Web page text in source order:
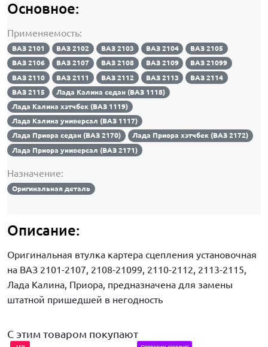
Основное:
Применяемость:
ВАЗ 2101 ВАЗ 2102 ВАЗ 2103 ВАЗ 2104
ВАЗ 2105
ВАЗ 2106
ВАЗ 2107 ВАЗ 2108 ВАЗ 2109
ВАЗ 21099
ВАЗ 2110
ВАЗ 2111 ВАЗ 2112 ВАЗ 2113
ВАЗ 2114
ВАЗ 2115
Лада Калина седан (ВАЗ 1118)
Лада Калина хэтчбек (ВАЗ 1119)
Лада Калина универсал (ВАЗ 1117)
Лада Приора седан (ВАЗ 2170)
Лада Приора хэтчбек (ВАЗ 2172)
Лада Приора универсал (ВАЗ 2171)
Назначение:
Оригинальная деталь
Описание:
Оригинальная втулка картера сцепления установочная
на ВАЗ 2101-2107, 2108-21099, 2110-2112, 2113-2115,
Лада Калина, Приора, предназначена для замены
штатной пришедшей в негодность
С этим товаром покупают